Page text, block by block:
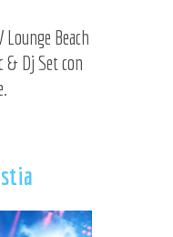
Beach
& Dj Set con